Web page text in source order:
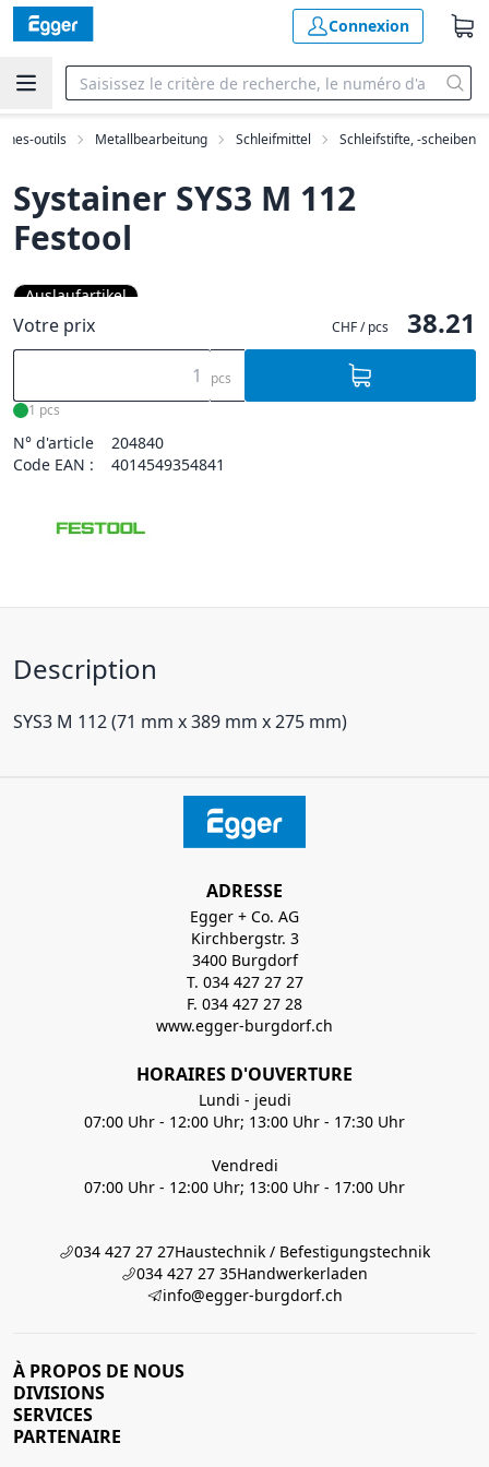
Connexion
outils Metallbearbeitung Schleifmittel Schleifstifte, -scheiben
Systainer SYS3 M 112
Festool
Auslaufartikel
Votre prix CHF / pcs 38.21
pcs
1 pcs
N° d'article
204840
Code EAN :
4014549354841
Description
SYS3 M 112 (71 mm x 389 mm x 275 mm)
ADRESSE
Egger + Co. AG
Kirchbergstr. 3
3400 Burgdorf
T. 034 427 27 27
F. 034 427 27 28
www.egger-burgdorf.ch
HORAIRES D'OUVERTURE
Lundi - jeudi
07:00 Uhr - 12:00 Uhr; 13:00 Uhr - 17:30 Uhr
Vendredi
07:00 Uhr - 12:00 Uhr; 13:00 Uhr - 17:00 Uhr
034 427 27 27Haustechnik / Befestigungstechnik
034 427 27 35Handwerkerladen
info@egger-burgdorf.ch
À PROPOS DE NOUS
DIVISIONS
SERVICES
PARTENAIRE